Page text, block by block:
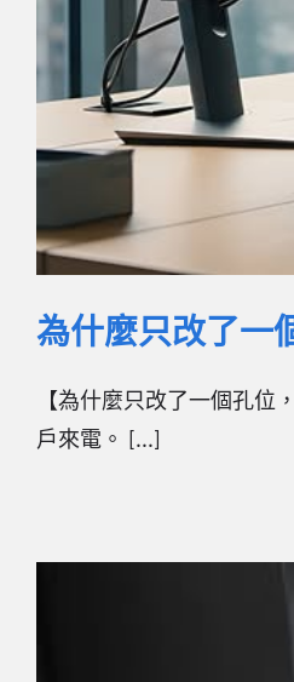
為什麼只改了一
【為什麼只改了一個孔
戶來電。 [...]